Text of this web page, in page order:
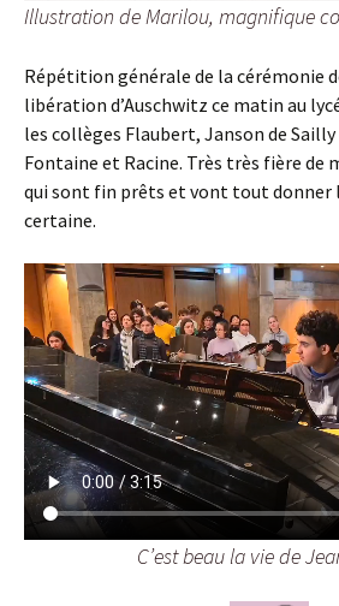
Illustration de Marilou, magnifique
Répétition générale de la cérémonie
libération d’Auschwitz ce matin au
les collèges Flaubert, Janson de Sailly
Fontaine et Racine. Très très fière de
qui sont fin prêts et vont tout donner
certaine.
C’est beau la vie de